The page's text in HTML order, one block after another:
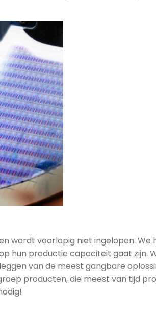
wordt voorlopig niet ingelopen. We
hun productie capaciteit gaat zijn.
van de meest gangbare
producten, die meest van tijd